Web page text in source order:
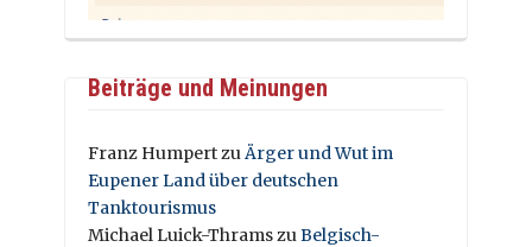
Beiträge und Meinungen
Franz HumpertzuÄrger und Wut im
Eupener Land über deutschen
Tanktourismus
Michael Luick-ThramszuBelgisch-